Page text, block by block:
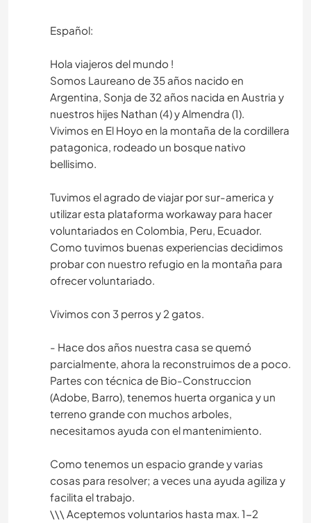
Español:
Hola viajeros del mundo !
Somos Laureano de 35 años nacido en
Argentina, Sonja de 32 años nacida en Austria y
nuestros hijes Nathan (4) y Almendra (1).
Vivimos en El Hoyo en la montaña de la cordillera
patagonica, rodeado un bosque nativo
bellisimo.
Tuvimos el agrado de viajar por sur-america y
utilizar esta plataforma workaway para hacer
voluntariados en Colombia, Peru, Ecuador.
Como tuvimos buenas experiencias decidimos
probar con nuestro refugio en la montaña para
ofrecer voluntariado.
Vivimos con 3 perros y 2 gatos.
- Hace dos años nuestra casa se quemó
parcialmente, ahora la reconstruimos de a poco.
Partes con técnica de Bio-Construccion
(Adobe, Barro), tenemos huerta organica y un
terreno grande con muchos arboles,
necesitamos ayuda con el mantenimiento.
Como tenemos un espacio grande y varias
cosas para resolver; a veces una ayuda agiliza y
facilita el trabajo.
\\\ Aceptemos voluntarios hasta max. 1-2